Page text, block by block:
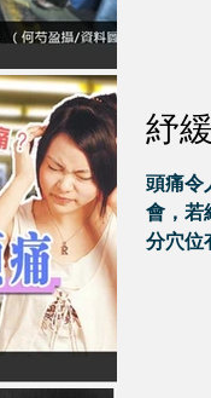
紓
頭痛令
會，若
分穴位